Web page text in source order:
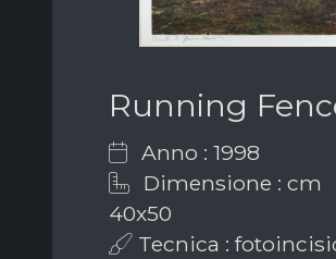
Running
Anno : 1998
Dimensione : cm
40x50
Tecnica :